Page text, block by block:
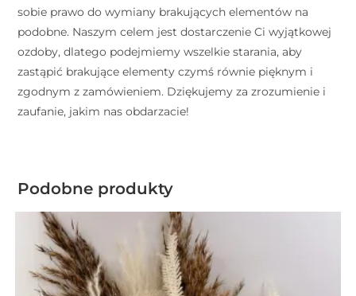
sobie prawo do wymiany brakujących elementów na
podobne. Naszym celem jest dostarczenie Ci wyjątkowej
ozdoby, dlatego podejmiemy wszelkie starania, aby
zastąpić brakujące elementy czymś równie pięknym i
zgodnym z zamówieniem. Dziękujemy za zrozumienie i
zaufanie, jakim nas obdarzacie!
Podobne produkty